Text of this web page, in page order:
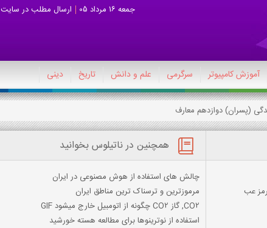
جمعه 16 مرداد 05 ارسال مطلب در سایت
آموزش کامپیوتر سرگرمی علم و دانش تاریخ دینی
همچنین در ناتیلوس بخوانید
چالش های استفاده از هوش مصنوعی در ایران
مرموزترین و ترسناک ترین مناطق ایران
CO2, گاز CO2 چگونه از اتومبیل خارج میشود GIF
استفاده از نوترینوها برای مطالعه هسته خورشید